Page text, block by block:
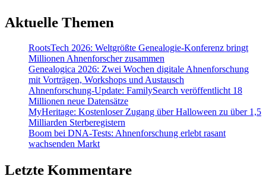
Aktuelle Themen
RootsTech 2026: Weltgrößte Genealogie-Konferenz bringt
Millionen Ahnenforscher zusammen
Genealogica 2026: Zwei Wochen digitale Ahnenforschung
mit Vorträgen, Workshops und Austausch
Ahnenforschung-Update: FamilySearch veröffentlicht 18
Millionen neue Datensätze
MyHeritage: Kostenloser Zugang über Halloween zu über 1,5
Milliarden Sterberegistern
Boom bei DNA-Tests: Ahnenforschung erlebt rasant
wachsenden Markt
Letzte Kommentare